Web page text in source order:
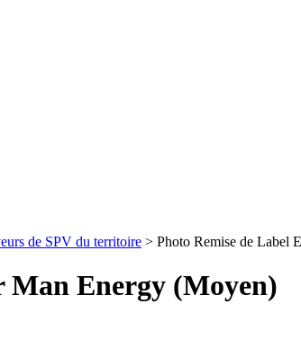
de SPV du territoire > Photo Remise de Label
Man Energy (Moyen)